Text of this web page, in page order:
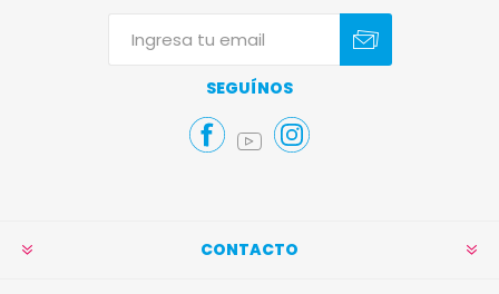
SEGUÍNOS
CONTACTO